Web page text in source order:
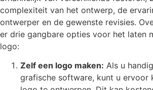
complexiteit van het ontwerp, de
ontwerper en de gewenste revisies.
er drie gangbare opties voor het laten
logo:
Zelf een logo maken: Als u
grafische software, kunt u ervoor